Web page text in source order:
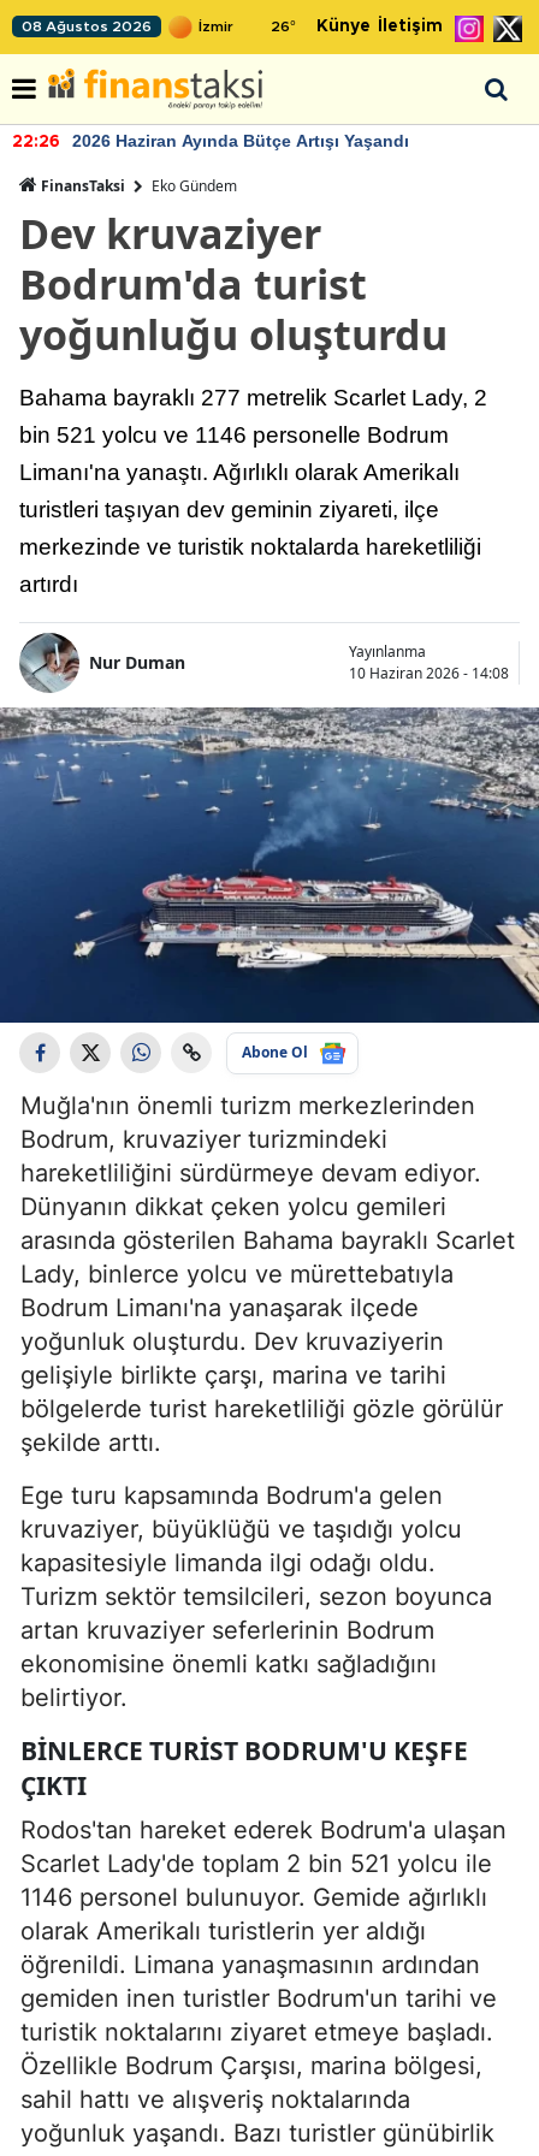
08 Ağustos 2026 26° Künye İletişim
22:26 2026 Haziran Ayında Bütçe Artışı Yaşandı
FinansTaksi Eko Gündem
Dev kruvaziyer
Bodrum'da turist
yoğunluğu oluşturdu
Bahama bayraklı 277 metrelik Scarlet Lady, 2
bin 521 yolcu ve 1146 personelle Bodrum
Limanı'na yanaştı. Ağırlıklı olarak Amerikalı
turistleri taşıyan dev geminin ziyareti, ilçe
merkezinde ve turistik noktalarda hareketliliği
artırdı
Nur Duman
Yayınlanma
10 Haziran 2026 - 14:08
Abone Ol
Muğla'nın önemli turizm merkezlerinden
Bodrum, kruvaziyer turizmindeki
hareketliliğini sürdürmeye devam ediyor.
Dünyanın dikkat çeken yolcu gemileri
arasında gösterilen Bahama bayraklı Scarlet
Lady, binlerce yolcu ve mürettebatıyla
Bodrum Limanı'na yanaşarak ilçede
yoğunluk oluşturdu. Dev kruvaziyerin
gelişiyle birlikte çarşı, marina ve tarihi
bölgelerde turist hareketliliği gözle görülür
şekilde arttı.
Ege turu kapsamında Bodrum'a gelen
kruvaziyer, büyüklüğü ve taşıdığı yolcu
kapasitesiyle limanda ilgi odağı oldu.
Turizm sektör temsilcileri, sezon boyunca
artan kruvaziyer seferlerinin Bodrum
ekonomisine önemli katkı sağladığını
belirtiyor.
BINLERCE TURIST BODRUM'U KEŞFE
ÇIKTI
Rodos'tan hareket ederek Bodrum'a ulaşan
Scarlet Lady'de toplam 2 bin 521 yolcu ile
1146 personel bulunuyor. Gemide ağırlıklı
olarak Amerikalı turistlerin yer aldığı
öğrenildi. Limana yanaşmasının ardından
gemiden inen turistler Bodrum'un tarihi ve
turistik noktalarını ziyaret etmeye başladı.
Özellikle Bodrum Çarşısı, marina bölgesi,
sahil hattı ve alışveriş noktalarında
yoğunluk yaşandı. Bazı turistler günübirlik